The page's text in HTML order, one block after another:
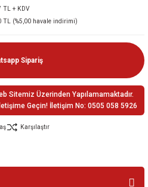
TL + KDV
TL (%5,00 havale indirimi)
Sipariş
Sitemiz Üzerinden Yapılamamaktadır.
Geçin! İletişim No: 0505 058 5926
Karşılaştır